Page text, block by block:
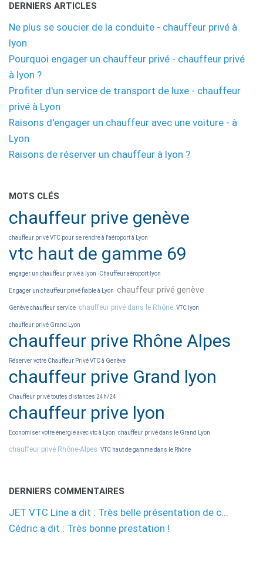
DERNIERS ARTICLES
Ne plus se soucier de la conduite - chauffeur privé à
lyon
Pourquoi engager un chauffeur privé - chauffeur privé
à lyon ?
Profiter d'un service de transport de luxe - chauffeur
privé à Lyon
Raisons d'engager un chauffeur avec une voiture - à
Lyon
Raisons de réserver un chauffeur à lyon ?
MOTS CLÉS
chauffeur prive genève
chauffeur privé VTC pour se rendre à l'aéroport à Lyon
vtc haut de gamme 69
engager un chauffeur privé à lyon Chauffeur aéroport lyon
Engager un chauffeur privé fiable à Lyon chauffeur privé genève
Genève chauffeur service chauffeur privé dans le Rhône VTC lyon
chauffeur privé Grand Lyon
chauffeur prive Rhône Alpes
Réserver votre Chauffeur Privé VTC à Genève
chauffeur prive Grand lyon
Chauffeur privé toutes distances 24h/24
chauffeur prive lyon
Economiser votre énergie avec vtc à Lyon chauffeur privé dans le Grand Lyon
chauffeur privé Rhône-Alpes VTC haut de gamme dans le Rhône
DERNIERS COMMENTAIRES
JET VTC Line a dit : Très belle présentation de c...
Cédric a dit : Très bonne prestation !